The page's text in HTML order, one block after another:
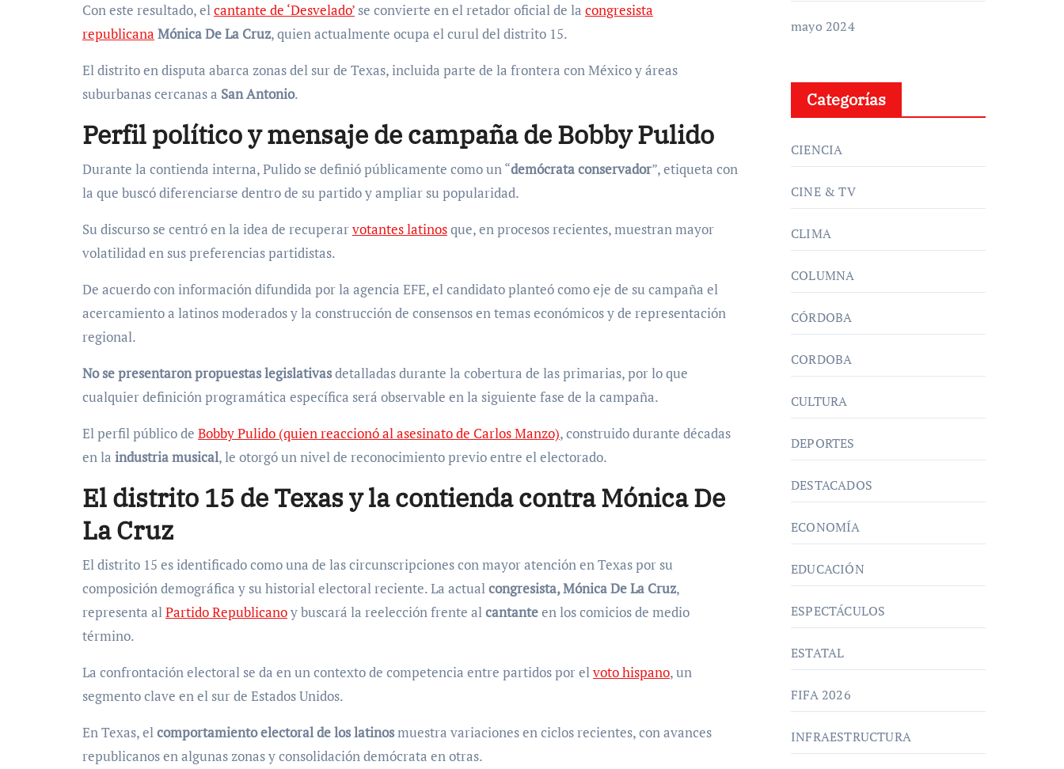
Con este resultado, elcantante de ‘Desvelado’ se convierte en el retador oficial de la congresista
republicana Mónica De La Cruz, quien actualmente ocupa el curul del distrito 15.
El distrito en disputa abarca zonas del sur de Texas, incluida parte de la frontera con México y áreas
suburbanas cercanas a San Antonio.
Perfil político y mensaje de campaña de Bobby Pulido
Durante la contienda interna, Pulido se definió públicamente como un “demócrata conservador”, etiqueta con
la que buscó diferenciarse dentro de su partido y ampliar su popularidad.
Su discurso se centró en la idea de recuperarvotantes latinosque, en procesos recientes, muestran mayor
volatilidad en sus preferencias partidistas.
De acuerdo con información difundida por la agencia EFE, el candidato planteó como eje de su campaña el
acercamiento a latinos moderados y la construcción de consensos en temas económicos y de representación
regional.
No se presentaron propuestas legislativasdetalladas durante la cobertura de las primarias, por lo que
cualquier definición programática específica será observable en la siguiente fase de la campaña.
El perfil público de Bobby Pulido (quien reaccionó al asesinato de Carlos Manzo), construido durante décadas
en la industria musical, le otorgó un nivel de reconocimiento previo entre el electorado.
El distrito 15 de Texas y la contienda contra Mónica De
La Cruz
El distrito 15 es identificado como una de las circunscripciones con mayor atención en Texas por su
composición demográfica y su historial electoral reciente. La actualcongresista, Mónica De La Cruz,
representa alPartido Republicanoy buscará la reelección frente alcantanteen los comicios de medio
término.
La confrontación electoral se da en un contexto de competencia entre partidos por elvoto hispano, un
segmento clave en el sur de Estados Unidos.
En Texas, elcomportamiento electoral de los latinosmuestra variaciones en ciclos recientes, con avances
republicanos en algunas zonas y consolidación demócrata en otras.
mayo 2024
Categorías
CIENCIA
CINE & TV
CLIMA
COLUMNA
CÓRDOBA
CORDOBA
CULTURA
DEPORTES
DESTACADOS
ECONOMÍA
EDUCACIÓN
ESPECTÁCULOS
ESTATAL
FIFA 2026
INFRAESTRUCTURA